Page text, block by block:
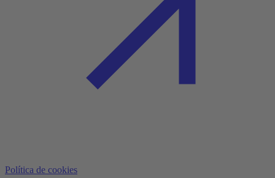
Política de cookies